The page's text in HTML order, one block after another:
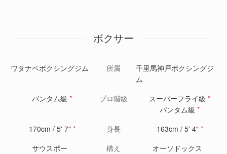
ボクサー
ワタナベボクシングジム 所属
千里馬神戸ボクシングジ
ム
バンタム級 * プロ階級 スーパーフライ級 *
バンタム級 *
170cm / 5' 7" * 身長 163cm / 5' 4" *
サウスポー
構え
オーソドックス